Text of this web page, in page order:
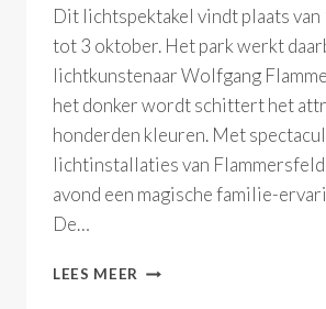
Dit lichtspektakel vindt plaats
tot 3 oktober. Het park werkt
lichtkunstenaar Wolfgang
het donker wordt schittert het
honderden kleuren. Met
lichtinstallaties van
avond een magische familie-
De…
LEES MEER EIFELPARK